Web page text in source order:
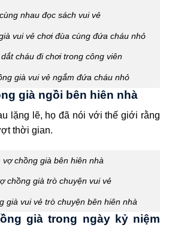
nhau đọc sách vui vẻ
vui vẻ chơi đùa cùng đứa cháu nhỏ
cháu đi chơi trong công viên
già vui vẻ ngắm đứa cháu nhỏ
già ngồi bên hiên nhà
lặng lẽ, họ đã nói với thế giới rằng
thời gian.
vợ chồng già bên hiên nhà
chồng già trò chuyện vui vẻ
già vui vẻ trò chuyện bên hiên nhà
già trong ngày kỷ niệm